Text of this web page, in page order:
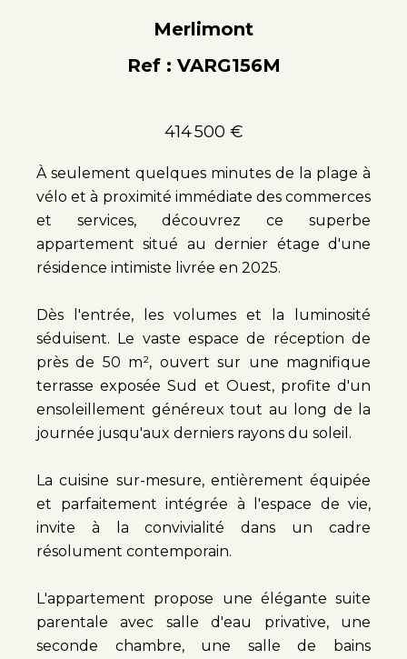
Merlimont
Ref : VARG156M
414 500 €
À seulement quelques minutes de la plage à
vélo et à proximité immédiate des commerces
et services, découvrez ce superbe
appartement situé au dernier étage d'une
résidence intimiste livrée en 2025.
Dès l'entrée, les volumes et la luminosité
séduisent. Le vaste espace de réception de
près de 50 m², ouvert sur une magnifique
terrasse exposée Sud et Ouest, profite d'un
ensoleillement généreux tout au long de la
journée jusqu'aux derniers rayons du soleil.
La cuisine sur-mesure, entièrement équipée
et parfaitement intégrée à l'espace de vie,
invite à la convivialité dans un cadre
résolument contemporain.
L'appartement propose une élégante suite
parentale avec salle d'eau privative, une
seconde chambre, une salle de bains